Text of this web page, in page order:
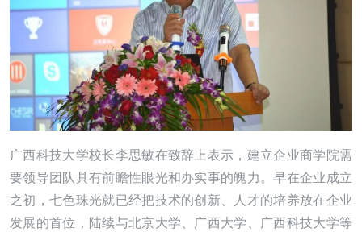
广西科技大学校长李思敏在致辞上表示，建立企业商学院需
要领导团队具有前瞻性眼光和办实事的魄力。早在企业成立
之初，七色珠光就已经把技术的创新、人才的培养放在企业
发展的首位，陆续与北京大学、广西大学、广西科技大学等